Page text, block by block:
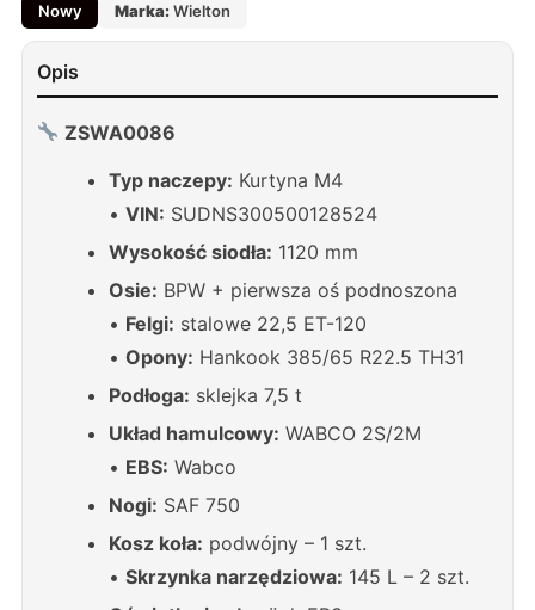
Nowy Marka:Wielton
Opis
ZSWA0086
Typ naczepy: Kurtyna M4
• VIN: SUDNS300500128524
Wysokość siodła: 1120 mm
Osie: BPW + pierwsza oś podnoszona
• Felgi: stalowe 22,5 ET-120
• Opony: Hankook 385/65 R22.5 TH31
Podłoga: sklejka 7,5 t
Układ hamulcowy: WABCO 2S/2M
• EBS: Wabco
Nogi: SAF 750
Kosz koła: podwójny – 1 szt.
• Skrzynka narzędziowa: 145 L – 2 szt.